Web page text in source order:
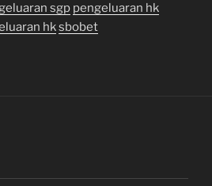
sgp pengeluaran hk
hksbobet